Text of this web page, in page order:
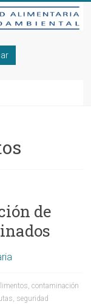
de
,contaminación
, seguridad